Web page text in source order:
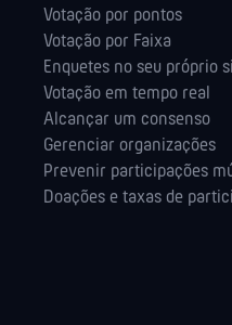
Votação por pontos
Votação por Faixa
Enquetes no seu próprio
Votação em tempo real
Alcançar um consenso
Gerenciar organizações
Prevenir participações
Doações e taxas de